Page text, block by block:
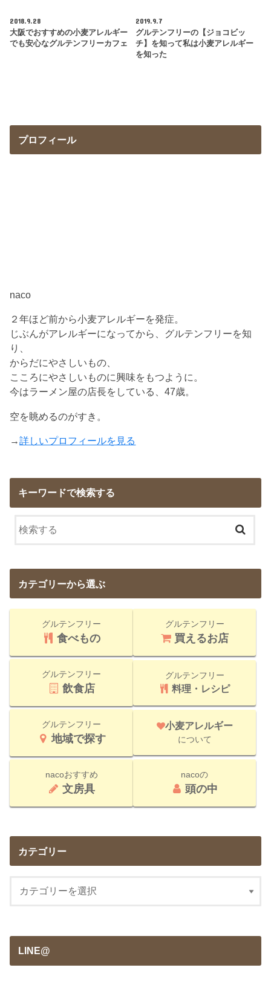
2018.9.28
大阪でおすすめの小麦アレルギー
でも安心なグルテンフリーカフェ
2019.9.7
グルテンフリーの【ジョコビッ
チ】を知って私は小麦アレルギー
を知った
プロフィール
naco
２年ほど前から小麦アレルギーを発症。
じぶんがアレルギーになってから、グルテンフリーを知
り、
からだにやさしいもの、
こころにやさしいものに興味をもつように。
今はラーメン屋の店長をしている、47歳。
空を眺めるのがすき。
→詳しいプロフィールを見る
キーワードで検索する
カテゴリーから選ぶ
グルテンフリー
食べもの
グルテンフリー
買えるお店
グルテンフリー
飲食店
グルテンフリー
料理・レシピ
グルテンフリー
地域で探す
小麦アレルギー
について
nacoおすすめ
文房具
nacoの
頭の中
カテゴリー
LINE@